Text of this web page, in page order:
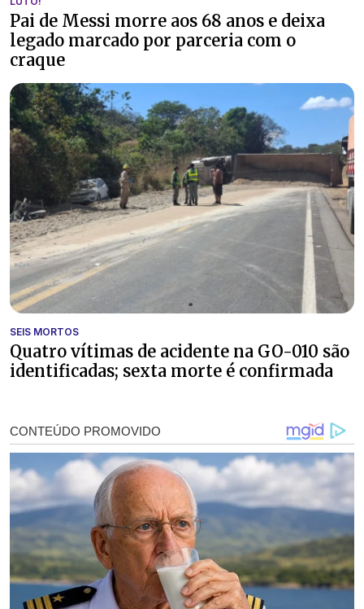
Pai de Messi morre aos 68 anos e deixa
legado marcado por parceria com o
craque
SEIS MORTOS
Quatro vítimas de acidente na GO-010 são
identificadas; sexta morte é confirmada